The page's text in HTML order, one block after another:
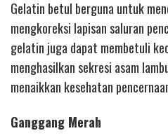
Gelatin betul berguna untuk
mengkoreksi lapisan saluran
gelatin juga dapat membetuli
menghasilkan sekresi asam
menaikkan kesehatan
Ganggang Merah